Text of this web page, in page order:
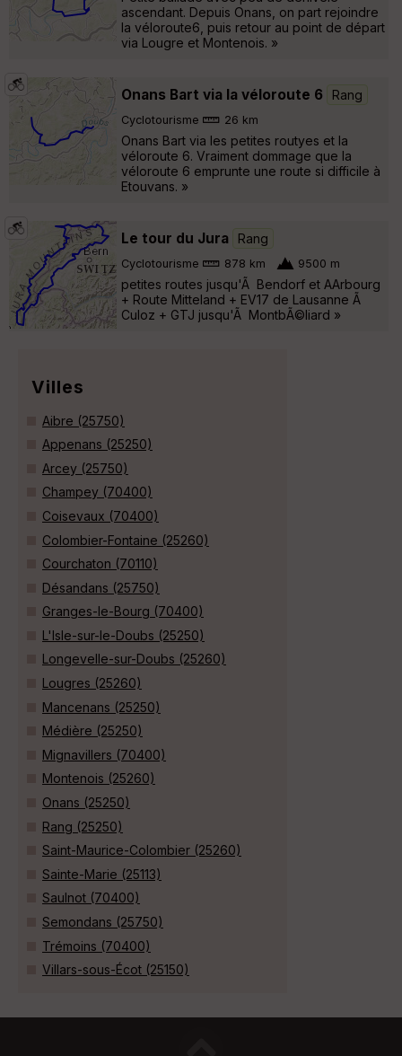
ascendant. Depuis Onans, on part rejoindre
la véloroute6, puis retour au point de départ
via Lougre et Montenois. »
Onans Bart via la véloroute 6 Rang
Cyclotourisme 26 km
Onans Bart via les petites routyes et la
véloroute 6. Vraiment dommage que la
véloroute 6 emprunte une route si difficile à
Etouvans. »
Le tour du Jura Rang
Cyclotourisme 878 km 9500 m
petites routes jusqu'Ã Bendorf et AArbourg
+ Route Mitteland + EV17 de Lausanne Ã
Culoz + GTJ jusqu'Ã MontbÃ©liard »
Villes
Aibre (25750)
Appenans (25250)
Arcey (25750)
Champey (70400)
Coisevaux (70400)
Colombier-Fontaine (25260)
Courchaton (70110)
Désandans (25750)
Granges-le-Bourg (70400)
L'Isle-sur-le-Doubs (25250)
Longevelle-sur-Doubs (25260)
Lougres (25260)
Mancenans (25250)
Médière (25250)
Mignavillers (70400)
Montenois (25260)
Onans (25250)
Rang (25250)
Saint-Maurice-Colombier (25260)
Sainte-Marie (25113)
Saulnot (70400)
Semondans (25750)
Trémoins (70400)
Villars-sous-Écot (25150)